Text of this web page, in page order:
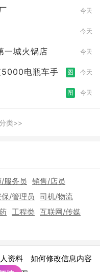
今天
今天
一城火锅店 今天
5000电瓶车手 图 今天
图 今天
类>>
/服务员 销售/店员
/管理员 司机/物流
工程类 互联网/传媒
资料 如何修改信息内容